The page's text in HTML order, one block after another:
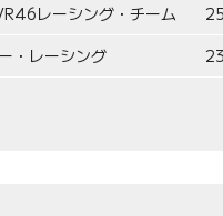
レーシング・チーム
・レーシング